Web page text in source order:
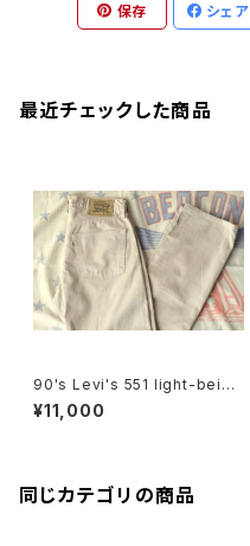
保存 シェア
最近チェックした商品
90's Levi's 551 light-beige
cotton-twill Pants
¥11,000
同じカテゴリの商品